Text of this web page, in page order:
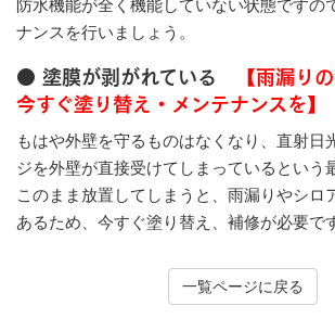
防水機能が全く機能していない状態ですの
ナンスを行いましょう。
● 塗膜が剥がれている
【雨漏り
今すぐ塗り替え・メンテナンスを】
もはや外壁を守るものはなくなり、直射日
ジを外壁が直接受けてしまっているという
このまま放置してしまうと、雨漏りやシロ
あるため、今すぐ塗り替え、補修が必要で
一覧ページに戻る